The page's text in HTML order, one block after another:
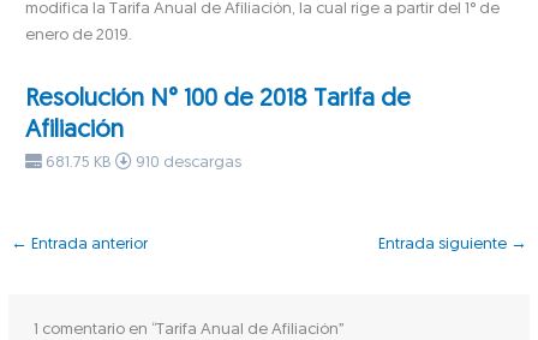
modifica la Tarifa Anual de Afiliación, la cual rige a partir del 1° de
enero de 2019.
Resolución N° 100 de 2018 Tarifa de
Afiliación
681.75 KB 910 descargas
← Entrada anterior Entrada siguiente →
1 comentario en “Tarifa Anual de Afiliación”